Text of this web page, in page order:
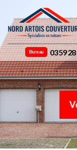
Bureau 03 59 28